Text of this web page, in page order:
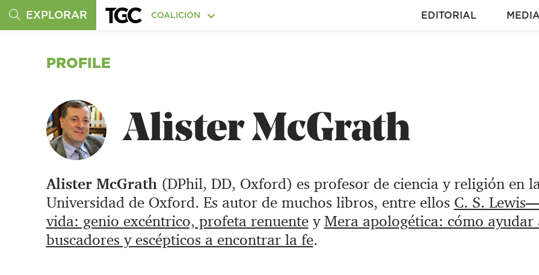
EXPLORAR COALICIÓN EDITORIAL
PROFILE
Alister McGrath
Alister McGrath(DPhil, DD, Oxford) es profesor de ciencia y religión en
Universidad de Oxford. Es autor de muchos libros, entre ellos C. S.
vida: genio excéntrico, profeta renuenteyMera apologética: cómo ayudar
buscadores y escépticos a encontrar la fe.